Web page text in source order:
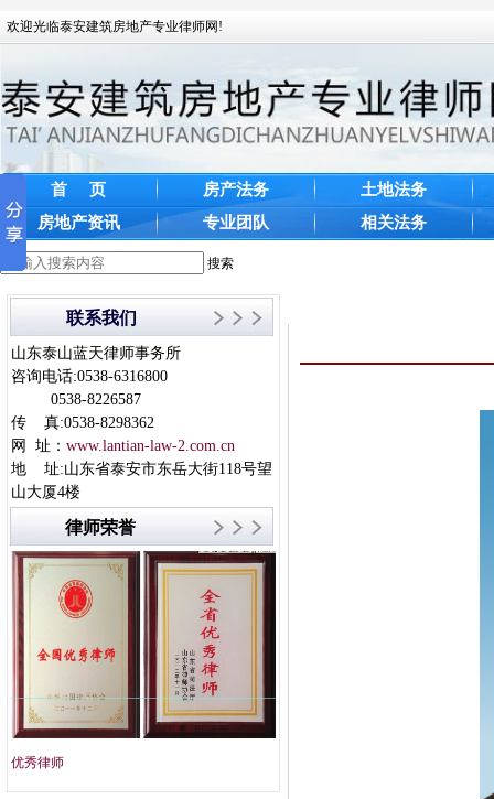
欢迎光临泰安建筑房地产专业律师网!
首 页 房产法务
土地法务
房地产资讯
专业团队 相关法务
搜索
联系我们
山东泰山蓝天律师事务所
咨询电话:0538-6316800
0538-8226587
传 真:0538-8298362
网 址： www.lantian-law-2.com.cn
地 址:山东省泰安市东岳大街118号望
山大厦4楼
律师荣誉
优秀律师